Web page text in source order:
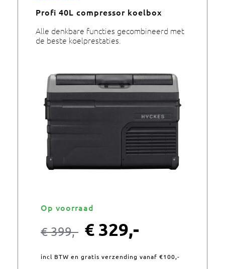
Profi 40L compressor koelbox
Alle denkbare functies gecombineerd met
de beste koelprestaties.
Op voorraad
€399,- € 329,-
incl BTW en gratis verzending vanaf €100,-